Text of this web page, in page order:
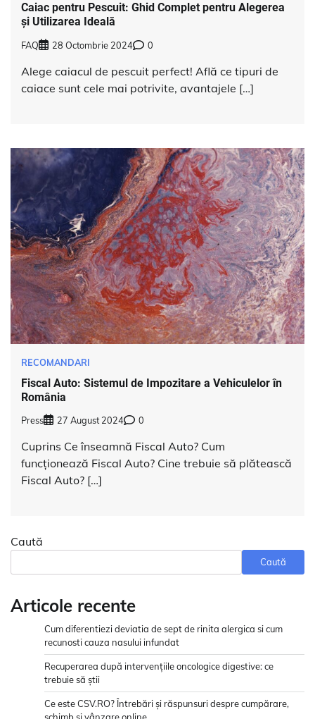
Caiac pentru Pescuit: Ghid Complet pentru Alegerea
și Utilizarea Ideală
FAQ 28 Octombrie 2024 0
Alege caiacul de pescuit perfect! Află ce tipuri de
caiace sunt cele mai potrivite, avantajele […]
RECOMANDARI
Fiscal Auto: Sistemul de Impozitare a Vehiculelor în
România
Press 27 August 2024 0
Cuprins Ce înseamnă Fiscal Auto? Cum
funcționează Fiscal Auto? Cine trebuie să plătească
Fiscal Auto? […]
Caută
Caută
Articole recente
Cum diferentiezi deviatia de sept de rinita alergica si cum
recunosti cauza nasului infundat
Recuperarea după intervențiile oncologice digestive: ce
trebuie să știi
Ce este CSV.RO? Întrebări și răspunsuri despre cumpărare,